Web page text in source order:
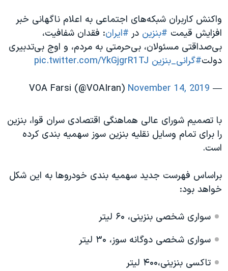
واکنش کاربران شبکه‌های اجتماعی به اعلام ناگهانی خبر
افزایش قیمت #بنزین در #ایران: فقدان شفافیت،
بی‌صداقتی مسئولان، بی‌حرمتی به مردم، و اوج بی‌تدبیری
دولت#گرانی_بنزین pic.twitter.com/YkGjgrR1TJ
— VOA Farsi (@VOAIran)
November 14, 2019
با تصمیم شورای عالی هماهنگی اقتصادی سران قوا، بنزین
را برای تمام وسایل نقلیه بنزین سوز سهمیه بندی کرده
است.
براساس فهرست جدید سهمیه بندی خودروها به این شکل
خواهد بود:
سواری شخصی بنزینی، ۶۰ لیتر
سواری شخصی دوگانه سوز، ۳۰ لیتر
تاکسی بنزینی،۴۰۰ لیتر